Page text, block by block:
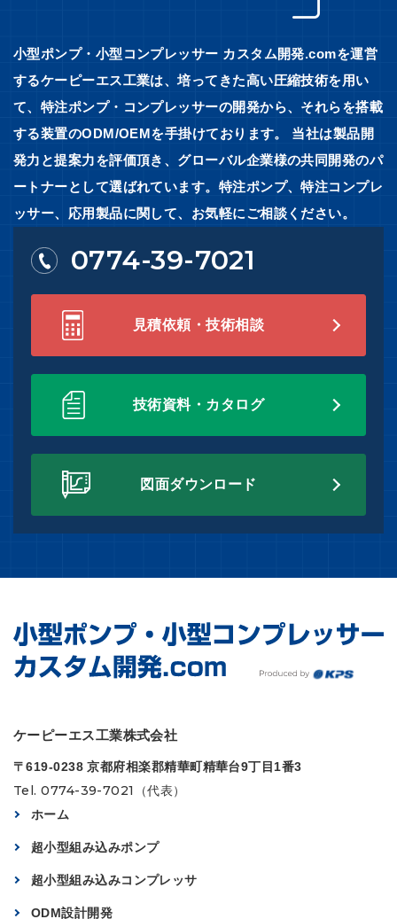
小型ポンプ・小型コンプレッサー カスタム開発.comを運営
するケーピーエス工業は、培ってきた高い圧縮技術を用い
て、特注ポンプ・コンプレッサーの開発から、それらを搭載
する装置のODM/OEMを手掛けております。 当社は製品開
発力と提案力を評価頂き、グローバル企業様の共同開発のパ
ートナーとして選ばれています。特注ポンプ、特注コンプレ
ッサー、応用製品に関して、お気軽にご相談ください。
0774-39-7021
見積依頼・技術相談
技術資料・カタログ
図面ダウンロード
ケーピーエス工業株式会社
〒619-0238 京都府相楽郡精華町精華台9丁目1番3
Tel. 0774-39-7021（代表）
ホーム
超小型組み込みポンプ
超小型組み込みコンプレッサ
ODM設計開発